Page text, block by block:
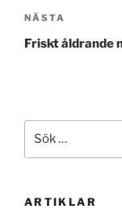
Nästa
inlägg
NÄSTA
Friskt åldrande
efter:
ARTIKLAR